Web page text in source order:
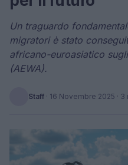
Un traguardo
migratori è stato
africano-euroasiatico
(AEWA).
Staff · 16 Novembre 2025 · 3